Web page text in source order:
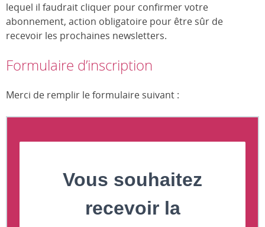
lequel il faudrait cliquer pour confirmer votre
abonnement, action obligatoire pour être sûr de
recevoir les prochaines newsletters.
Formulaire d’inscription
Merci de remplir le formulaire suivant :